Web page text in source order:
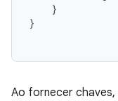
}
}
Ao fornecer